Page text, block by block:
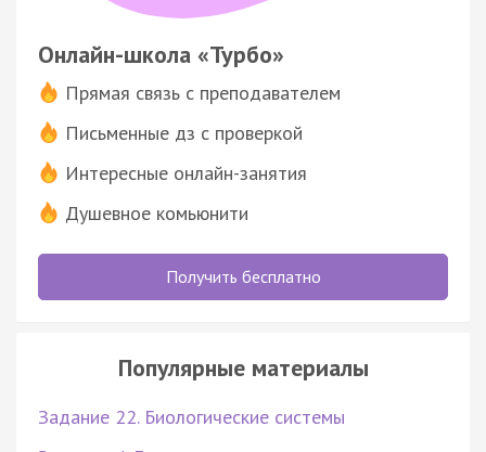
Онлайн-школа «Турбо»
Прямая связь с преподавателем
Письменные дз с проверкой
Интересные онлайн-занятия
Душевное комьюнити
Получить бесплатно
Популярные материалы
Задание 22. Биологические системы